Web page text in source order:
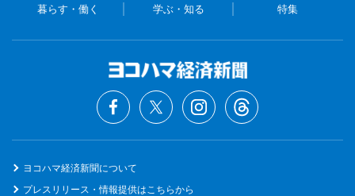
暮らす・働く 学ぶ・知る 特集
ヨコハマ経済新聞について
プレスリリース・情報提供はこちらから